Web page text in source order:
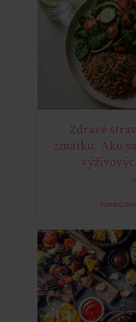
Zdravé
zmätku: Ako